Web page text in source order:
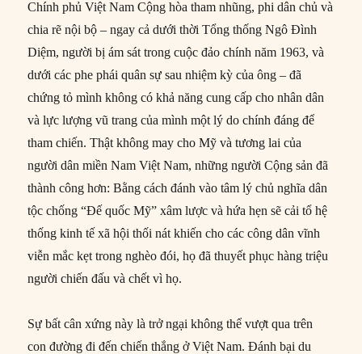
Chính phủ Việt Nam Cộng hòa tham nhũng, phi dân chủ và
chia rẽ nội bộ – ngay cả dưới thời Tổng thống Ngô Đình
Diệm, người bị ám sát trong cuộc đảo chính năm 1963, và
dưới các phe phái quân sự sau nhiệm kỳ của ông – đã
chứng tỏ mình không có khả năng cung cấp cho nhân dân
và lực lượng vũ trang của mình một lý do chính đáng để
tham chiến. Thật không may cho Mỹ và tương lai của
người dân miền Nam Việt Nam, những người Cộng sản đã
thành công hơn: Bằng cách đánh vào tâm lý chủ nghĩa dân
tộc chống “Đế quốc Mỹ” xâm lược và hứa hẹn sẽ cải tổ hệ
thống kinh tế xã hội thối nát khiến cho các công dân vĩnh
viễn mắc kẹt trong nghèo đói, họ đã thuyết phục hàng triệu
người chiến đấu và chết vì họ.
Sự bất cân xứng này là trở ngại không thể vượt qua trên
con đường đi đến chiến thắng ở Việt Nam. Đánh bại du